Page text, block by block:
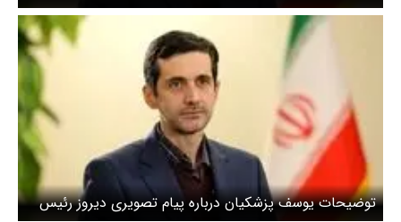
«حکومت را به مردم برگردانید» / این پیام‌ها اگر از طرف
عوامل و مزدوران اسرائیل نباشد محصول بی‌اطلاعی و توهم
توضیحات یوسف پزشکیان درباره پیام تصویری دیروز رئیس‌